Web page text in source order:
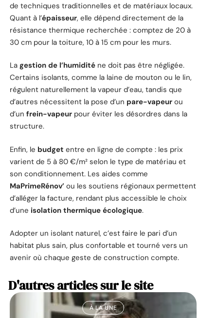
de techniques traditionnelles et de matériaux locaux.
Quant à l’épaisseur, elle dépend directement de la
résistance thermique recherchée : comptez de 20 à
30 cm pour la toiture, 10 à 15 cm pour les murs.
La gestion de l’humidité ne doit pas être négligée.
Certains isolants, comme la laine de mouton ou le lin,
régulent naturellement la vapeur d’eau, tandis que
d’autres nécessitent la pose d’un pare-vapeur ou
d’un frein-vapeur pour éviter les désordres dans la
structure.
Enfin, le budget entre en ligne de compte : les prix
varient de 5 à 80 €/m² selon le type de matériau et
son conditionnement. Les aides comme
MaPrimeRénov’ ou les soutiens régionaux permettent
d’alléger la facture, rendant plus accessible le choix
d’une isolation thermique écologique.
Adopter un isolant naturel, c’est faire le pari d’un
habitat plus sain, plus confortable et tourné vers un
avenir où chaque geste de construction compte.
D'autres articles sur le site
À LA UNE